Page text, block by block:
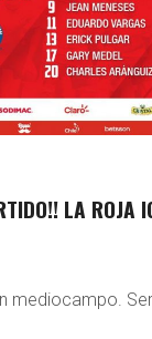
LA ROJA
mediocampo.